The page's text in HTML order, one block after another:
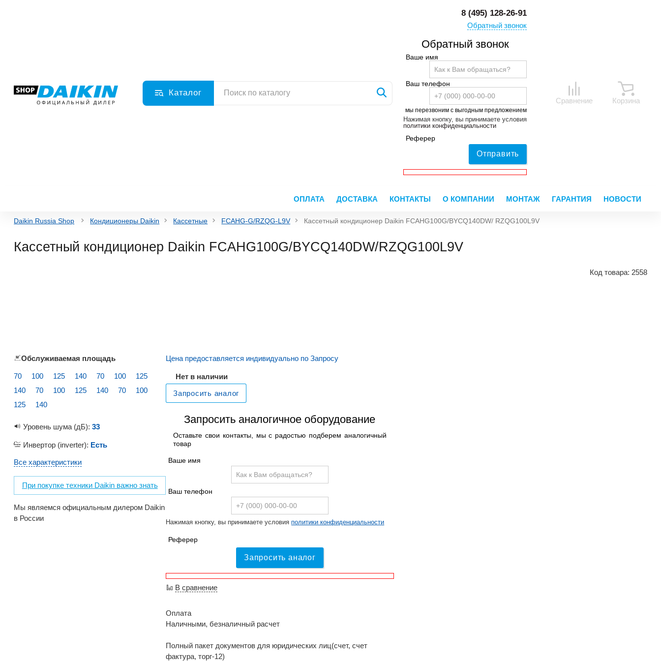
Каталог
8 (495) 128-26-91
Обратный звонок
Обратный звонок
Ваше имя
Ваш телефон
мы перезвоним с выгодным предложением
Нажимая кнопку, вы принимаете условия
политики конфиденциальности
Реферер
Отправить
Сравнение Корзина
ОПЛАТА ДОСТАВКА КОНТАКТЫ О КОМПАНИИ МОНТАЖ ГАРАНТИЯ НОВОСТИ
Daikin Russia Shop Кондиционеры Daikin Кассетные FCAHG-G/RZQG-L9V Кассетный кондиционер Daikin FCAHG100G/BYCQ140DW/ RZQG100L9V
Кассетный кондиционер Daikin FCAHG100G/BYCQ140DW/RZQG100L9V
Код товара: 2558
Цена предоставляется индивидуально по Запросу
Нет в наличии
Запросить аналог
Запросить аналогичное оборудование
Оставьте свои контакты, мы с радостью подберем аналогичный
товар
Ваше имя
Ваш телефон
Нажимая кнопку, вы принимаете условияполитики конфиденциальности
Реферер
Запросить аналог
В сравнение
Оплата
Наличными, безналичный расчет
Полный пакет документов для юридических лиц(счет, счет
фактура, торг-12)
Обслуживаемая площадь
70 100 125 140 70 100
125
140
70 100 125 140 70
100
125
140
Уровень шума (дБ):33
Инвертор (inverter): Есть
Все характеристики
При покупке техники Daikin важно знать
Мы являемся официальным дилером Daikin
в России